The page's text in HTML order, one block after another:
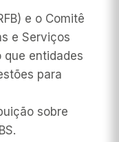
e o Comitê
e Serviços
que entidades
para
sobre